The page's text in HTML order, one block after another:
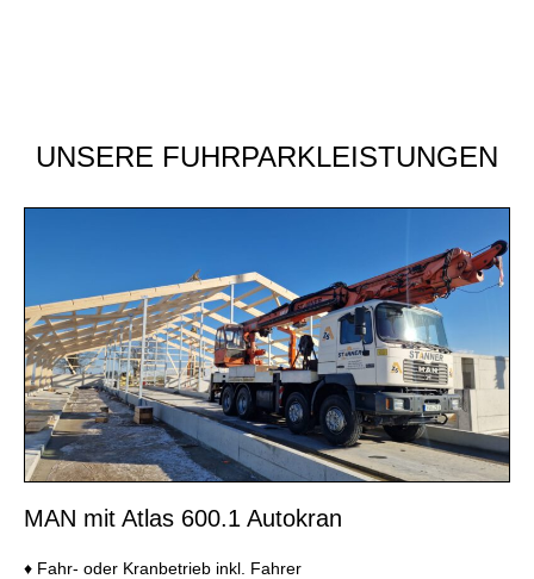
UNSERE FUHRPARKLEISTUNGEN
MAN mit Atlas 600.1 Autokran
♦ Fahr- oder Kranbetrieb inkl. Fahrer